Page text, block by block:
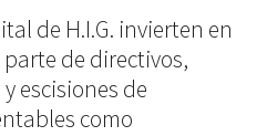
de H.I.G. invierten en
de directivos,
escisiones de
como